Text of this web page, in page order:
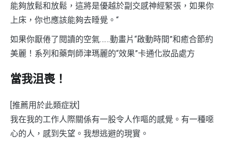
能夠放鬆和放鬆，這將是優越於副交感神經緊張，如果你
上床，你也應該能夠去睡覺。“
如果你厭倦了閱讀的空氣……動畫片“啟動時間”和癒合節約
美麗！系列和藥劑師津瑪麗的“效果”卡通化妝品處方
當我沮喪！
[推薦用於此類症狀]
我在我的工作人際關係有一股令人作嘔的感覺。有一種噁
心的人，感到失望。我想逃避的現實。